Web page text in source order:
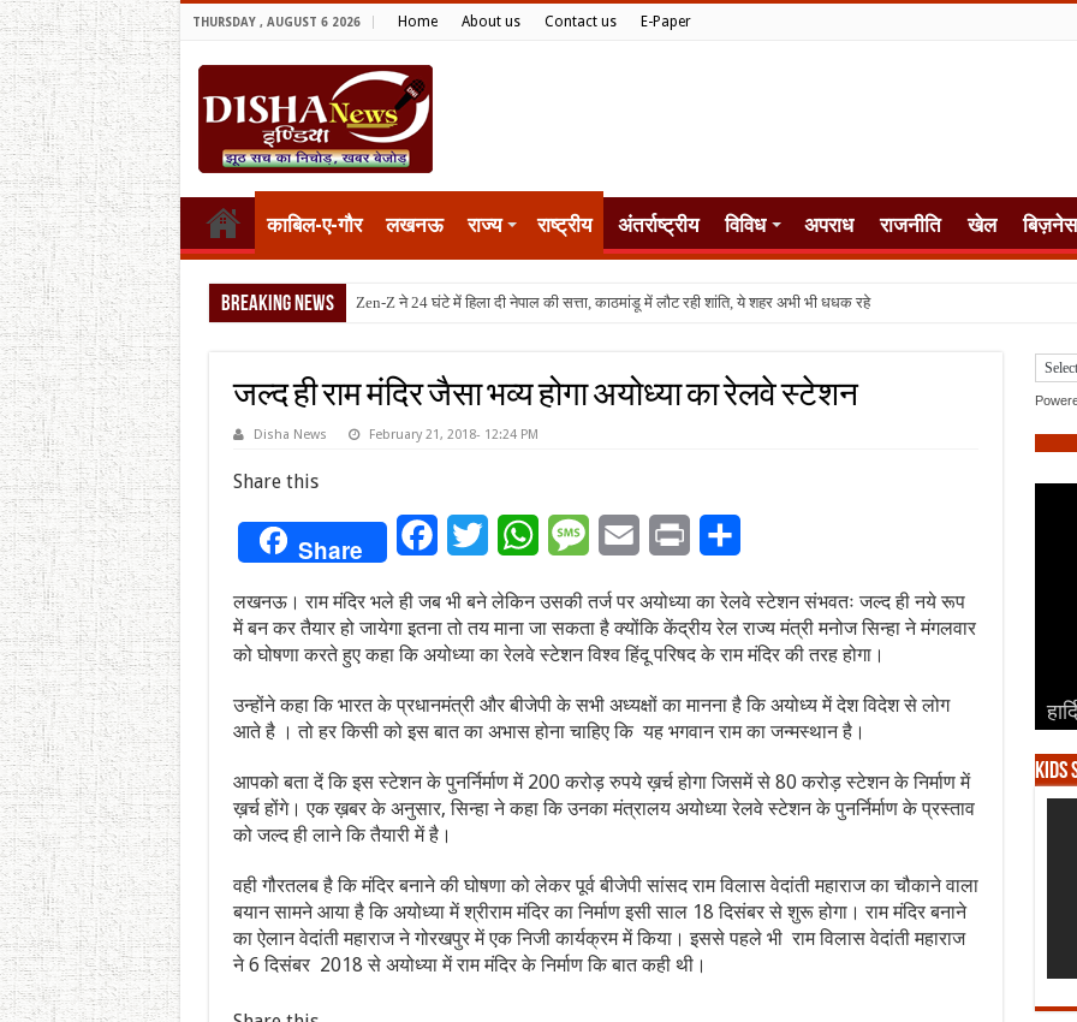
THURSDAY , AUGUST 6 2026 Home About us Contact us E-Paper
काबिल-ए-गौर लखनऊ राज्य राष्ट्रीय अंतर्राष्ट्रीय विविध अपराध राजनीति खेल बिज़नेस
Breaking News टैरिफ वॉर
जल्द ही राम मंदिर जैसा भव्य होगा अयोध्या का रेलवे स्टेशन
Disha News February 21, 2018- 12:24 PM
Share this
Share FacebookTwitterWhatsAppMessageEmail Print
लखनऊ। राम मंदिर भले ही जब भी बने लेकिन उसकी तर्ज पर अयोध्या का रेलवे स्टेशन संभवतः जल्द ही नये रूप
में बन कर तैयार हो जायेगा इतना तो तय माना जा सकता है क्योंकि केंद्रीय रेल राज्य मंत्री मनोज सिन्हा ने मंगलवार
को घोषणा करते हुए कहा कि अयोध्या का रेलवे स्टेशन विश्व हिंदू परिषद के राम मंदिर की तरह होगा।
उन्होंने कहा कि भारत के प्रधानमंत्री और बीजेपी के सभी अध्यक्षों का मानना है कि अयोध्य में देश विदेश से लोग
आते है । तो हर किसी को इस बात का अभास होना चाहिए कि यह भगवान राम का जन्मस्थान है।
आपको बता दें कि इस स्टेशन के पुनर्निर्माण में 200 करोड़ रुपये ख़र्च होगा जिसमें से 80 करोड़ स्टेशन के निर्माण में
ख़र्च होंगे। एक ख़बर के अनुसार, सिन्हा ने कहा कि उनका मंत्रालय अयोध्या रेलवे स्टेशन के पुनर्निर्माण के प्रस्ताव
को जल्द ही लाने कि तैयारी में है।
वही गौरतलब है कि मंदिर बनाने की घोषणा को लेकर पूर्व बीजेपी सांसद राम विलास वेदांती महाराज का चौकाने वाला
बयान सामने आया है कि अयोध्या में श्रीराम मंदिर का निर्माण इसी साल 18 दिसंबर से शुरू होगा। राम मंदिर बनाने
का ऐलान वेदांती महाराज ने गोरखपुर में एक निजी कार्यक्रम में किया। इससे पहले भी राम विलास वेदांती महाराज
ने 6 दिसंबर 2018 से अयोध्या में राम मंदिर के निर्माण कि बात कही थी।
Kids